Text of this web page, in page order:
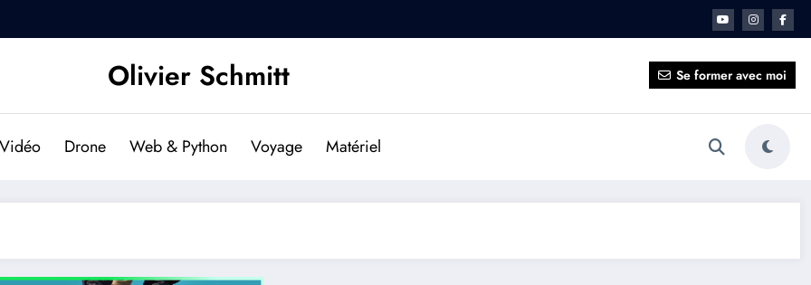
Olivier Schmitt Se former avec moi
Vidéo Drone Web & Python Voyage Matériel